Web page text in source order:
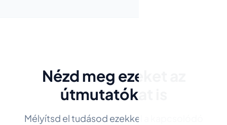
Nézd meg ezeket az
útmutatókat is
Mélyítsd el tudásod ezekkel a kapcsolódó